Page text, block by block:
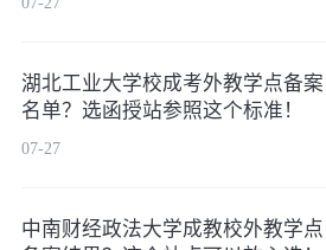
湖北工业大学校成考外教学点备案
名单？选函授站参照这个标准！
07-27
中南财经政法大学成教校外教学点